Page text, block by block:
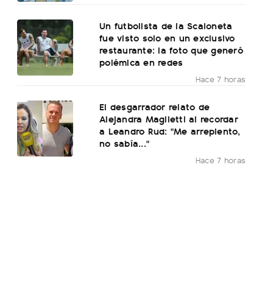
Un futbolista de la Scaloneta
fue visto solo en un exclusivo
restaurante: la foto que generó
polémica en redes
Hace 7 horas
El desgarrador relato de
Alejandra Maglietti al recordar
a Leandro Rud: "Me arrepiento,
no sabía..."
Hace 7 horas